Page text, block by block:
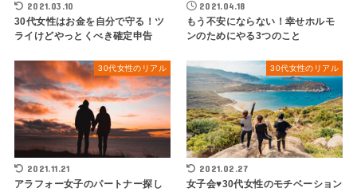
2021.03.10
30代女性はお金を自分で守る！ツ
ライけどやっとくべき確定申告
2021.04.18
もう不安にならない！幸せホルモ
ンのためにやる3つのこと
30代女性のリアル
2021.11.21
アラフォー女子のパートナー探し
30代女性のリアル
2021.02.27
女子会♥30代女性のモチベーション